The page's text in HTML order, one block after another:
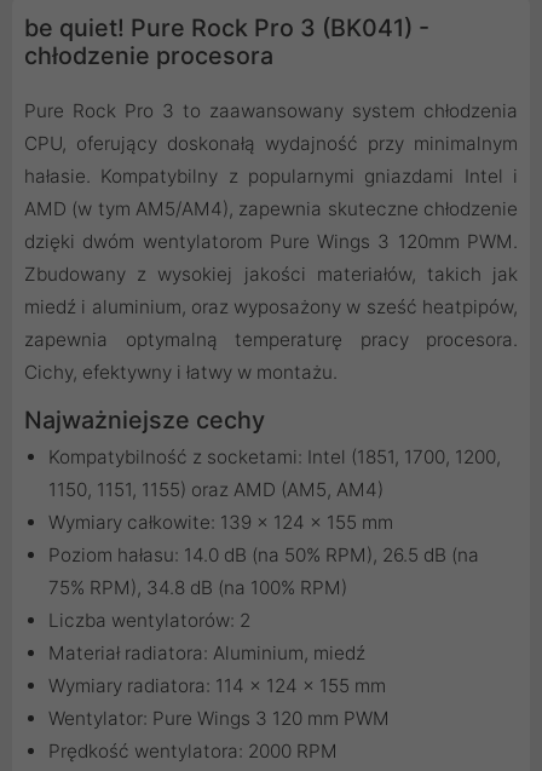
be quiet! Pure Rock Pro 3 (BK041) -
chłodzenie procesora
Pure Rock Pro 3 to zaawansowany system chłodzenia
CPU, oferujący doskonałą wydajność przy minimalnym
hałasie. Kompatybilny z popularnymi gniazdami Intel i
AMD (w tym AM5/AM4), zapewnia skuteczne chłodzenie
dzięki dwóm wentylatorom Pure Wings 3 120mm PWM.
Zbudowany z wysokiej jakości materiałów, takich jak
miedź i aluminium, oraz wyposażony w sześć heatpipów,
zapewnia optymalną temperaturę pracy procesora.
Cichy, efektywny i łatwy w montażu.
Najważniejsze cechy
Kompatybilność z socketami: Intel (1851, 1700, 1200,
1150, 1151, 1155) oraz AMD (AM5, AM4)
Wymiary całkowite: 139 x 124 x 155 mm
Poziom hałasu: 14.0 dB (na 50% RPM), 26.5 dB (na
75% RPM), 34.8 dB (na 100% RPM)
Liczba wentylatorów: 2
Materiał radiatora: Aluminium, miedź
Wymiary radiatora: 114 x 124 x 155 mm
Wentylator: Pure Wings 3 120 mm PWM
Prędkość wentylatora: 2000 RPM